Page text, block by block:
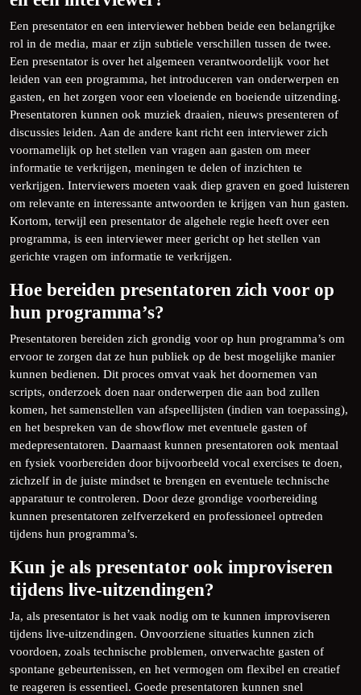
Een presentator en een interviewer hebben beide een belangrijke
rol in de media, maar er zijn subtiele verschillen tussen de twee.
Een presentator is over het algemeen verantwoordelijk voor het
leiden van een programma, het introduceren van onderwerpen en
gasten, en het zorgen voor een vloeiende en boeiende uitzending.
Presentatoren kunnen ook muziek draaien, nieuws presenteren of
discussies leiden. Aan de andere kant richt een interviewer zich
voornamelijk op het stellen van vragen aan gasten om meer
informatie te verkrijgen, meningen te delen of inzichten te
verkrijgen. Interviewers moeten vaak diep graven en goed luisteren
om relevante en interessante antwoorden te krijgen van hun gasten.
Kortom, terwijl een presentator de algehele regie heeft over een
programma, is een interviewer meer gericht op het stellen van
gerichte vragen om informatie te verkrijgen.
Hoe bereiden presentatoren zich voor op
hun programma’s?
Presentatoren bereiden zich grondig voor op hun programma’s om
ervoor te zorgen dat ze hun publiek op de best mogelijke manier
kunnen bedienen. Dit proces omvat vaak het doornemen van
scripts, onderzoek doen naar onderwerpen die aan bod zullen
komen, het samenstellen van afspeellijsten (indien van toepassing),
en het bespreken van de showflow met eventuele gasten of
medepresentatoren. Daarnaast kunnen presentatoren ook mentaal
en fysiek voorbereiden door bijvoorbeeld vocal exercises te doen,
zichzelf in de juiste mindset te brengen en eventuele technische
apparatuur te controleren. Door deze grondige voorbereiding
kunnen presentatoren zelfverzekerd en professioneel optreden
tijdens hun programma’s.
Kun je als presentator ook improviseren
tijdens live-uitzendingen?
Ja, als presentator is het vaak nodig om te kunnen improviseren
tijdens live-uitzendingen. Onvoorziene situaties kunnen zich
voordoen, zoals technische problemen, onverwachte gasten of
spontane gebeurtenissen, en het vermogen om flexibel en creatief
te reageren is essentieel. Goede presentatoren kunnen snel